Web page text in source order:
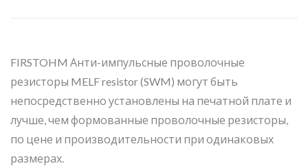
FIRSTOHM Анти-импульсные проволочные
резисторы MELF resistor (SWM) могут быть
непосредственно установлены на печатной плате и
лучше, чем формованные проволочные резисторы,
по цене и производительности при одинаковых
размерах.